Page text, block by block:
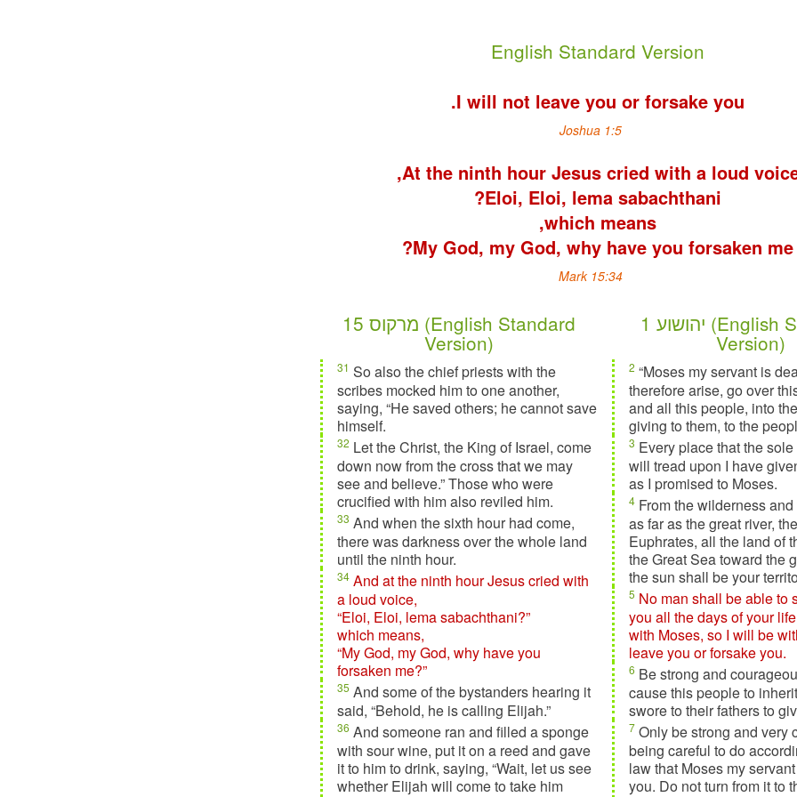
English Standard Version
I will not leave you or forsake you.
Joshua 1:5
My God, my God, why have you forsaken me?
Mark 15:34
יהושוע 1 (English Standard
Version)
2 “Moses my servant is
therefore arise, go over
and all this people, into
giving to them, to the
3 Every place that the
will tread upon I have
as I promised to Moses.
4 From the wilderness
as far as the great river,
Euphrates, all the land of
the Great Sea toward the
the sun shall be your
5 No man shall be able to
you all the days of your
with Moses, so I will be
leave you or forsake you.
6 Be strong and
cause this people to
swore to their fathers to
7 Only be strong and very
being careful to do
law that Moses my
you. Do not turn from it to
מרקוס 15 (English Standard
Version)
31 So also the chief priests with the
scribes mocked him to one another,
saying, “He saved others; he cannot save
himself.
32 Let the Christ, the King of Israel, come
down now from the cross that we may
see and believe.” Those who were
crucified with him also reviled him.
33 And when the sixth hour had come,
there was darkness over the whole land
until the ninth hour.
34 And at the ninth hour Jesus cried with
a loud voice,
“Eloi, Eloi, lema sabachthani?”
which means,
“My God, my God, why have you
forsaken me?”
35 And some of the bystanders hearing it
said, “Behold, he is calling Elijah.”
36 And someone ran and filled a sponge
with sour wine, put it on a reed and gave
it to him to drink, saying, “Wait, let us see
whether Elijah will come to take him